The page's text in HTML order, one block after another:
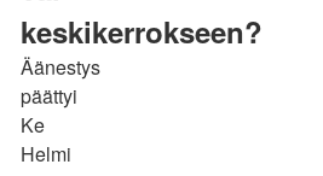
keskikerrokseen?
Äänestys
päättyi
Ke
Helmi